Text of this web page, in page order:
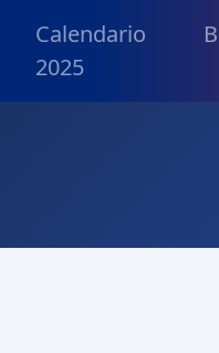
Calendario
2025